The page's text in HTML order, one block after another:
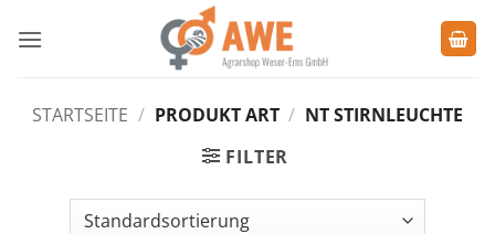
Inhalt
STARTSEITE / PRODUKT ART / NT STIRNLEUCHTE
FILTER